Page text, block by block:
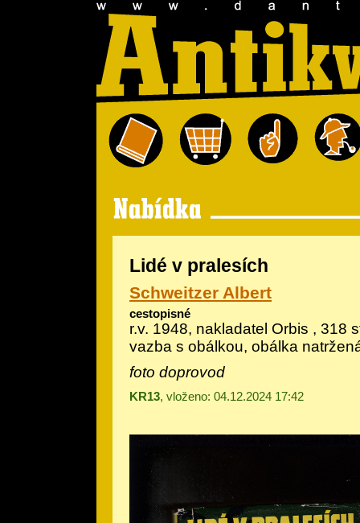
Lidé v pralesích
Schweitzer Albert
cestopisné
r.v. 1948, nakladatel Orbis , 318
vazba s obálkou, obálka
foto doprovod
KR13, vloženo: 04.12.2024 17:42